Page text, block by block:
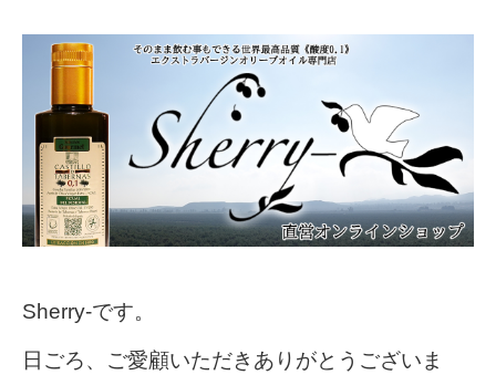
Sherry-です。
日ごろ、ご愛顧いただきありがとうございま